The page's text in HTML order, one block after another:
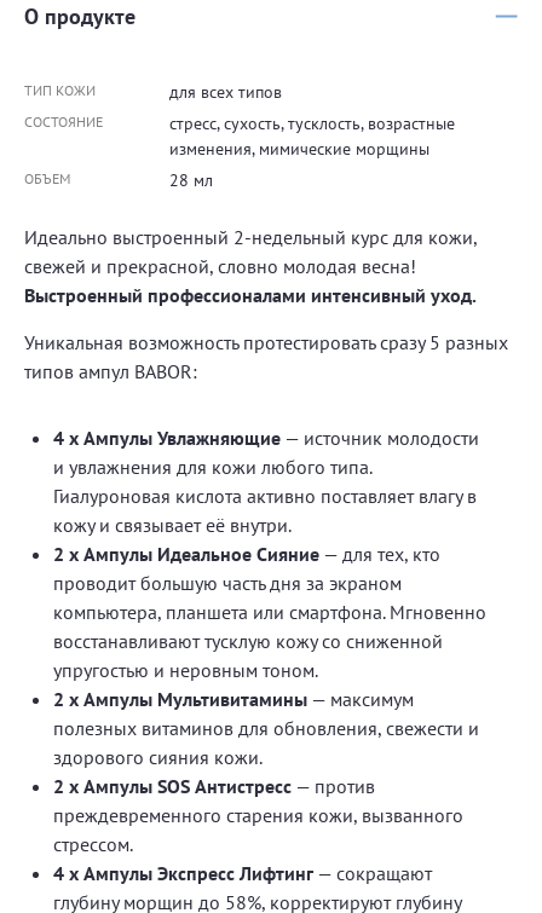
О продукте
ТИП КОЖИ для всех типов
СОСТОЯНИЕ
стресс, сухость, тусклость, возрастные
изменения, мимические морщины
ОБЪЕМ 28 мл
Идеально выстроенный 2-недельный курс для кожи,
свежей и прекрасной, словно молодая весна!
Выстроенный профессионалами интенсивный уход.
Уникальная возможность протестировать сразу 5 разных
типов ампул BABOR:
4 x Ампулы Увлажняющие — источник молодости
и увлажнения для кожи любого типа.
Гиалуроновая кислота активно поставляет влагу в
кожу и связывает её внутри.
2 x Ампулы Идеальное Сияние — для тех, кто
проводит большую часть дня за экраном
компьютера, планшета или смартфона. Мгновенно
восстанавливают тусклую кожу со сниженной
упругостью и неровным тоном.
2 x Ампулы Мультивитамины — максимум
полезных витаминов для обновления, свежести и
здорового сияния кожи.
2 x Ампулы SOS Антистресс — против
преждевременного старения кожи, вызванного
стрессом.
4 x Ампулы Экспресс Лифтинг — сокращают
глубину морщин до 58%, корректируют глубину